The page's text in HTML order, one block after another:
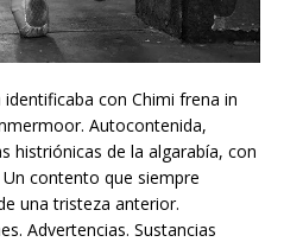
con Chimi frena in
Autocontenida,
histriónicas de la algarabía, con
contento que siempre
una tristeza anterior.
Advertencias. Sustancias